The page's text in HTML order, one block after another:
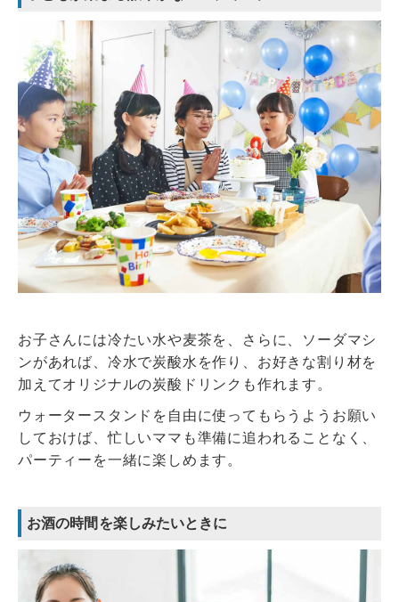
お子さんには冷たい水や麦茶を、さらに、ソーダマシ
ンがあれば、冷水で炭酸水を作り、お好きな割り材を
加えてオリジナルの炭酸ドリンクも作れます。
ウォータースタンドを自由に使ってもらうようお願い
しておけば、忙しいママも準備に追われることなく、
パーティーを一緒に楽しめます。
お酒の時間を楽しみたいときに